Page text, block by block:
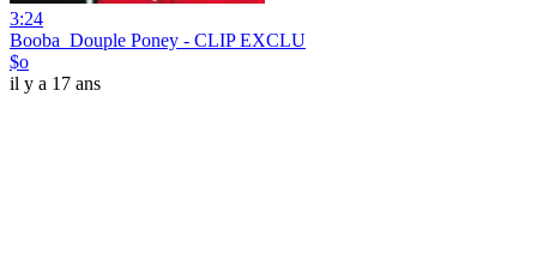
3:24
Booba_Douple Poney - CLIP EXCLU
$o
il y a 17 ans